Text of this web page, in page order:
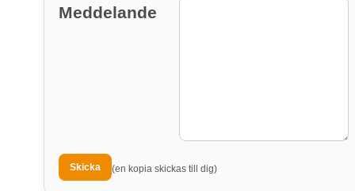
Meddelande
(en kopia skickas till dig)